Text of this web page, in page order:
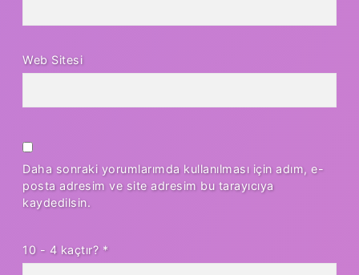
Web Sitesi
Daha sonraki yorumlarımda kullanılması için adım, e-
posta adresim ve site adresim bu tarayıcıya
kaydedilsin.
10 - 4 kaçtır? *